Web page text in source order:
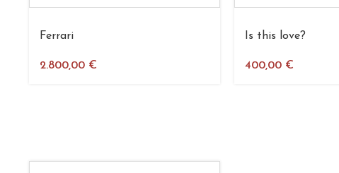
Ferrari
2.800,00 €
Is this love?
400,00 €